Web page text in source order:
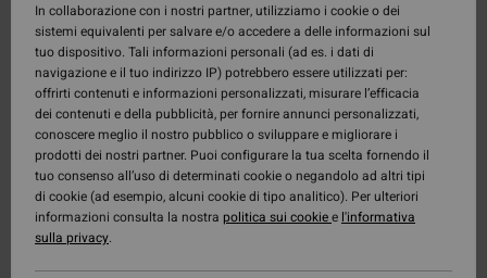
In collaborazione con i nostri partner, utilizziamo i cookie o dei
sistemi equivalenti per salvare e/o accedere a delle informazioni sul
tuo dispositivo. Tali informazioni personali (ad es. i dati di
navigazione e il tuo indirizzo IP) potrebbero essere utilizzati per:
offrirti contenuti e informazioni personalizzati, misurare l’efficacia
dei contenuti e della pubblicità, per fornire annunci personalizzati,
conoscere meglio il nostro pubblico o sviluppare e migliorare i
prodotti dei nostri partner. Puoi configurare la tua scelta fornendo il
tuo consenso all’uso di determinati cookie o negandolo ad altri tipi
di cookie (ad esempio, alcuni cookie di tipo analitico). Per ulteriori
informazioni consulta la nostra politica sui cookiee l'informativa
sulla privacy.